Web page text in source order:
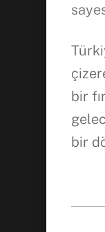
bir
bir